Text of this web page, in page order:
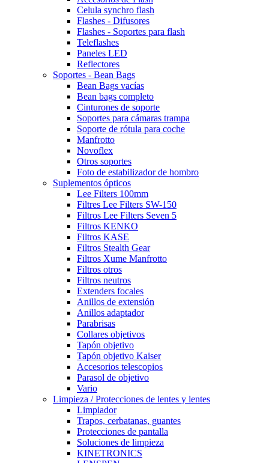
Celula synchro flash
Flashes - Difusores
Flashes - Soportes para flash
Teleflashes
Paneles LED
Reflectores
Soportes - Bean Bags
Bean Bags vacías
Bean bags completo
Cinturones de soporte
Soportes para cámaras trampa
Soporte de rótula para coche
Manfrotto
Novoflex
Otros soportes
Foto de estabilizador de hombro
Suplementos ópticos
Lee Filters 100mm
Filtres Lee Filters SW-150
Filtros Lee Filters Seven 5
Filtros KENKO
Filtros KASE
Filtros Stealth Gear
Filtros Xume Manfrotto
Filtros otros
Filtros neutros
Extenders focales
Anillos de extensión
Anillos adaptador
Parabrisas
Collares objetivos
Tapón objetivo
Tapón objetivo Kaiser
Accesorios telescopios
Parasol de objetivo
Vario
Limpieza / Protecciones de lentes y lentes
Limpiador
Trapos, cerbatanas, guantes
Protecciones de pantalla
Soluciones de limpieza
KINETRONICS